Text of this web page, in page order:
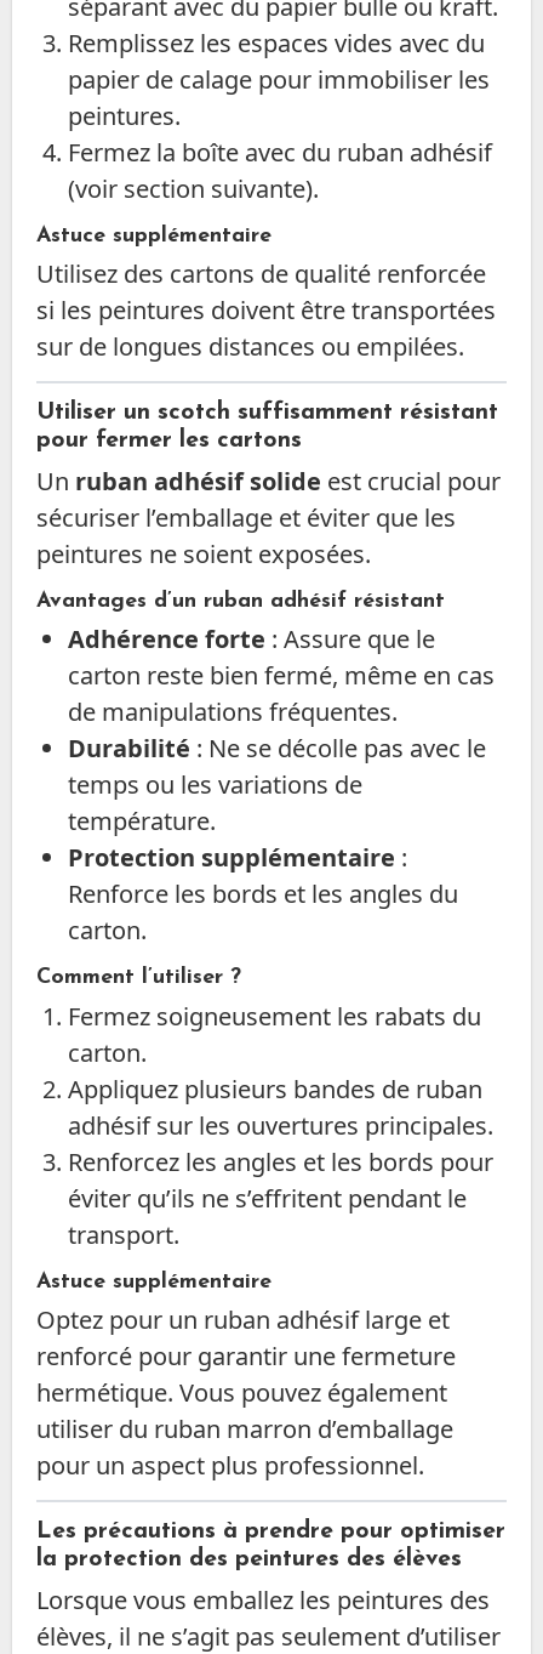
Remplissez les espaces vides avec du
papier de calage pour immobiliser les
peintures.
Fermez la boîte avec du ruban adhésif
(voir section suivante).
Astuce supplémentaire
Utilisez des cartons de qualité renforcée
si les peintures doivent être transportées
sur de longues distances ou empilées.
Utiliser un scotch suffisamment résistant
pour fermer les cartons
Un ruban adhésif solide est crucial pour
sécuriser l’emballage et éviter que les
peintures ne soient exposées.
Avantages d’un ruban adhésif résistant
Adhérence forte : Assure que le
carton reste bien fermé, même en cas
de manipulations fréquentes.
Durabilité : Ne se décolle pas avec le
temps ou les variations de
température.
Protection supplémentaire :
Renforce les bords et les angles du
carton.
Comment l’utiliser ?
Fermez soigneusement les rabats du
carton.
Appliquez plusieurs bandes de ruban
adhésif sur les ouvertures principales.
Renforcez les angles et les bords pour
éviter qu’ils ne s’effritent pendant le
transport.
Astuce supplémentaire
Optez pour un ruban adhésif large et
renforcé pour garantir une fermeture
hermétique. Vous pouvez également
utiliser du ruban marron d’emballage
pour un aspect plus professionnel.
Les précautions à prendre pour optimiser
la protection des peintures des élèves
Lorsque vous emballez les peintures des
élèves, il ne s’agit pas seulement d’utiliser